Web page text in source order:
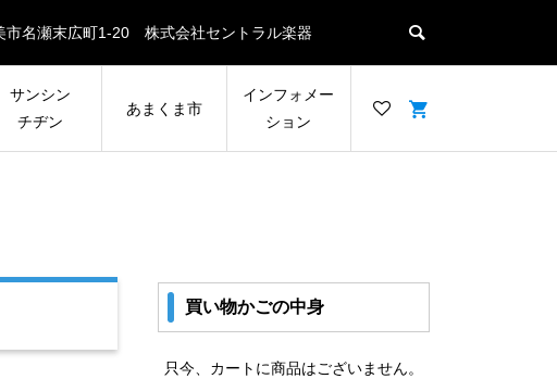
名瀬末広町1-20 株式会社セントラル楽器
サンシン
チヂン
あまくま市
インフォメー
ション
買い物かごの中身
只今、カートに商品はございません。